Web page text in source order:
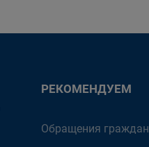
РЕКОМЕНДУЕМ
Обращения граждан